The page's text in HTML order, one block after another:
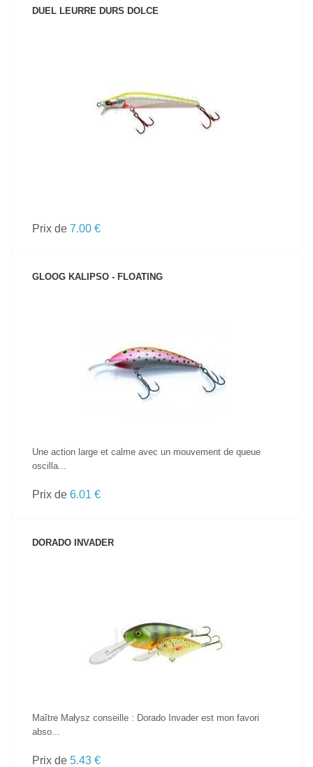
DUEL LEURRE DURS DOLCE
Prix de 7.00 €
GLOOG KALIPSO - FLOATING
VOIR LE PRODUIT
Une action large et calme avec un mouvement de queue
oscilla...
Prix de 6.01 €
DORADO INVADER
Maître Małysz conseille : Dorado Invader est mon favori
abso...
Prix de 5.43 €